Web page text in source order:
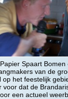
Spaart
van de
op het feestelijk
voor dat de
een actueel